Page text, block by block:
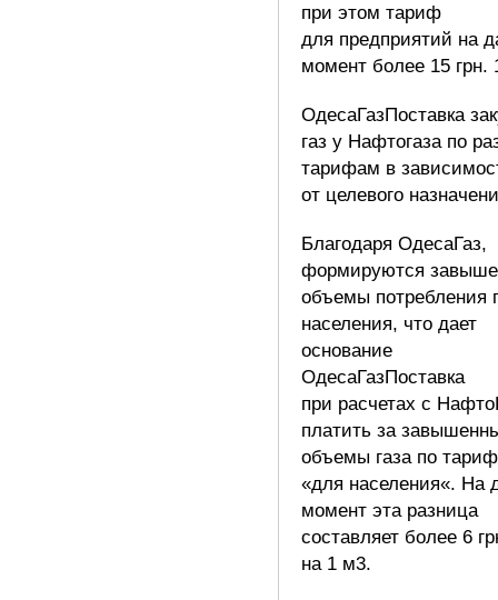
при этом тариф
для предприятий на
момент более 15 грн.
ОдесаГазПоставка
газ у Нафтогаза по
тарифам в
от целевого
Благодаря ОдесаГаз,
формируются
объемы потребления
населения, что дает
основание
ОдесаГазПоставка
при расчетах с
платить за
объемы газа по
«для населения«. На
момент эта разница
составляет более 6
на 1 м3.